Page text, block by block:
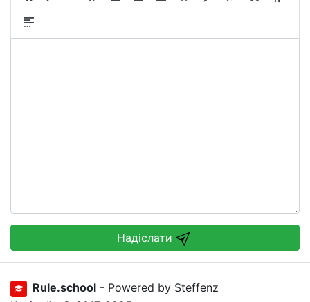
Надіслати
Rule.school - Powered by Steffenz